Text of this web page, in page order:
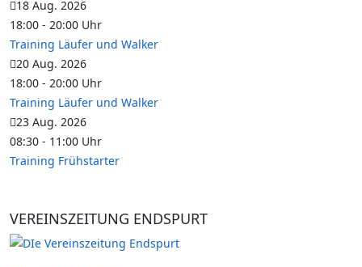
18 Aug. 2026
18:00 - 20:00 Uhr
Training Läufer und Walker
20 Aug. 2026
18:00 - 20:00 Uhr
Training Läufer und Walker
23 Aug. 2026
08:30 - 11:00 Uhr
Training Frühstarter
VEREINSZEITUNG ENDSPURT